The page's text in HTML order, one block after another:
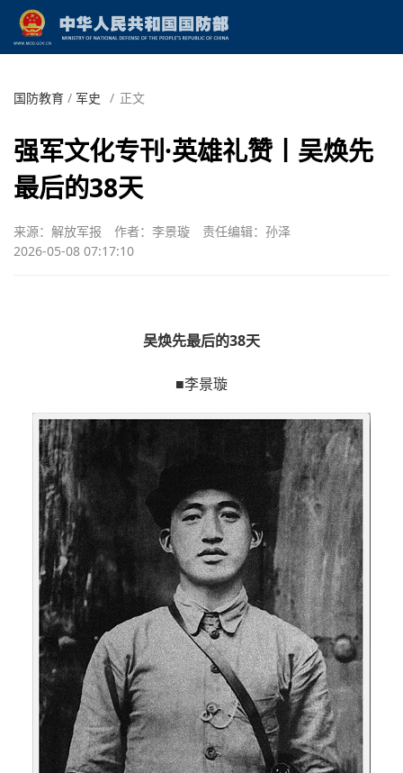
国防教育 / 军史 / 正文
强军文化专刊·英雄礼赞丨吴焕先
最后的38天
来源：解放军报 作者：李景璇
责任编辑：孙泽
2026-05-08 07:17:10
吴焕先最后的38天
■李景璇